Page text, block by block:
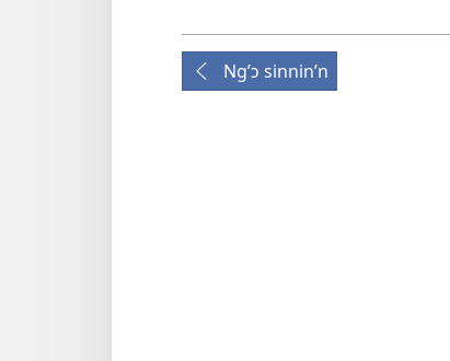
Ng’ɔ sinnin’n